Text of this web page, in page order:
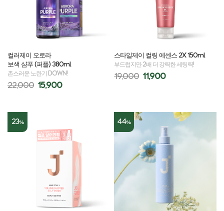
컬러제이 오로라
보색 샴푸 (퍼플) 380ml
촌스러운 노란기 DOWN!
22,000 15,900
스타일제이 컬링 에센스 2X 150ml
부드럽지만 2배 더 강력한 세팅력!
19,000 11,900
23% 44%